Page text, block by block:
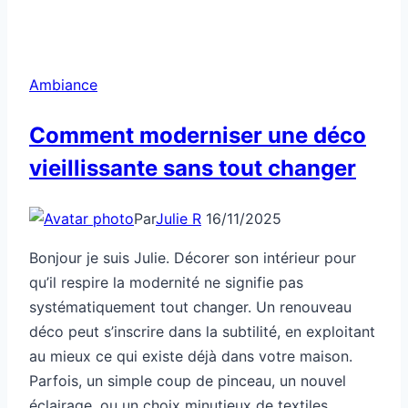
Ambiance
Comment moderniser une déco
vieillissante sans tout changer
ParJulie R 16/11/2025
Bonjour je suis Julie. Décorer son intérieur pour
qu’il respire la modernité ne signifie pas
systématiquement tout changer. Un renouveau
déco peut s’inscrire dans la subtilité, en exploitant
au mieux ce qui existe déjà dans votre maison.
Parfois, un simple coup de pinceau, un nouvel